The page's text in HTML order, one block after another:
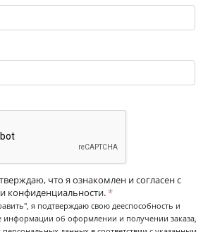
что я ознакомлен и согласен с
конфиденциальности.
я подтверждаю свою дееспособность и
информации об оформлении и получении заказа,